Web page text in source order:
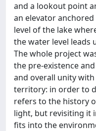
and a lookout point
an elevator
level of the lake
the water level leads
The whole project
the pre-existence
and overall unity
territory: in order to
refers to the history
light, but revisiting it
fits into the